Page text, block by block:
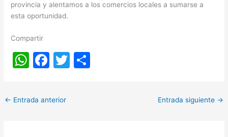
provincia y alentamos a los comercios locales a sumarse a
esta oportunidad.
Compartir
W
at
s
F
c
e
T
← Entrada anterior Entrada siguiente →